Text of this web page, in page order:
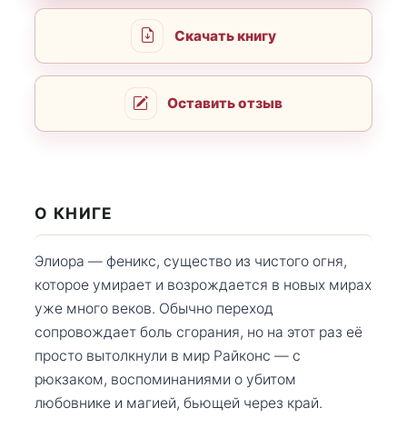
Скачать книгу
Оставить отзыв
О КНИГЕ
Элиора — феникс, существо из чистого огня,
которое умирает и возрождается в новых мирах
уже много веков. Обычно переход
сопровождает боль сгорания, но на этот раз её
просто вытолкнули в мир Райконс — с
рюкзаком, воспоминаниями о убитом
любовнике и магией, бьющей через край.